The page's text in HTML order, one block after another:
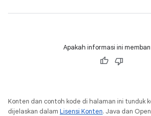
Apakah informasi ini
Konten dan contoh kode di halaman ini tunduk
dijelaskan dalam Lisensi Konten. Java dan